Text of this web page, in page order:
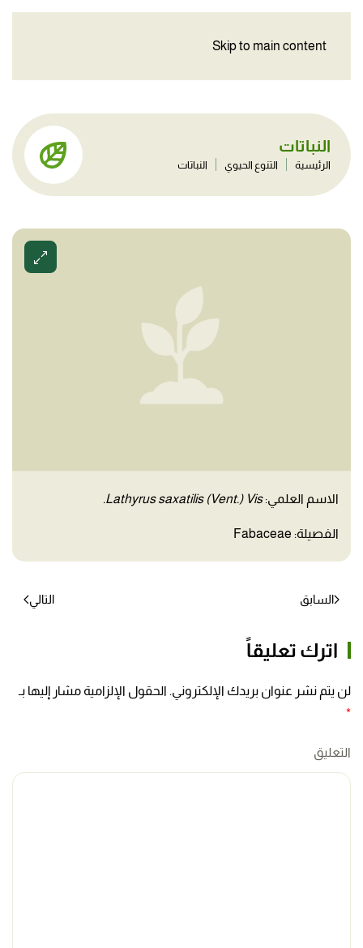
Skip to main content
النباتات
الرئيسية التنوع الحيوي النباتات
الاسم العلمي:Lathyrus saxatilis (Vent.) Vis.
الفصيلة: Fabaceae
السابق التالي
اترك تعليقاً
لن يتم نشر عنوان بريدك الإلكتروني. الحقول الإلزامية مشار إليها بـ
*
التعليق